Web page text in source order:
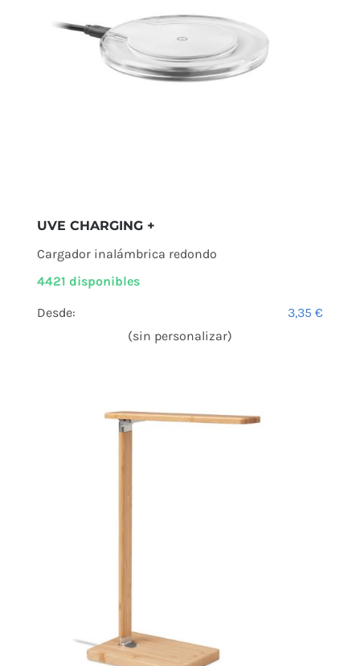
UVE CHARGING +
Cargador inalámbrica redondo
4421 disponibles
Desde: 3,35€
(sin personalizar)